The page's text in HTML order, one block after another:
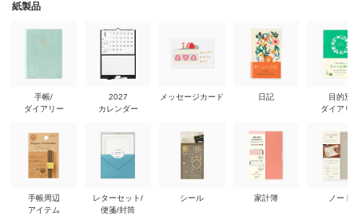
紙製品
手帳/
ダイアリー
手帳周辺
アイテム
2027
カレンダー
レターセット/
便箋/封筒
メッセージカード
シール
日記
家計簿
目的別
ダイアリ
ノート